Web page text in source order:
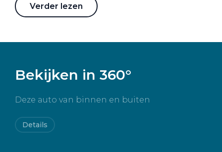
staan ook voor je klaar als het gaat om onderhoud,
leaseproducten, financieringen, verhuur en schade.
in om jou optimaal mobiel te houden, met plezier en
Verder lezen
Bekijken in 360°
Deze auto van binnen en buiten
Details